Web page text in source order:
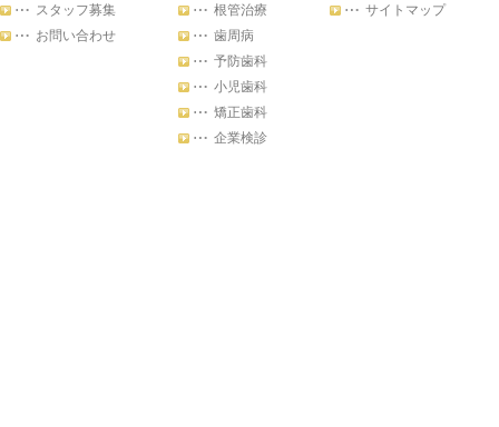
スタッフ募集
お問い合わせ
根管治療
歯周病
予防歯科
小児歯科
矯正歯科
企業検診
サイトマップ